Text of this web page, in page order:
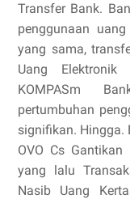
Transfer Bank.
penggunaan
yang sama,
Uang Elektronik
KOMPASm
pertumbuhan
signifikan. Hingga.
OVO Cs Gantikan
yang lalu
Nasib Uang